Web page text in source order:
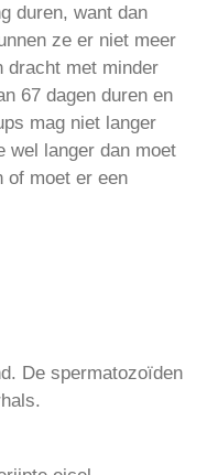
duren, want dan
ze er niet meer
dracht met minder
67 dagen duren en
mag niet langer
wel langer dan moet
of moet er een
De spermatozoïden